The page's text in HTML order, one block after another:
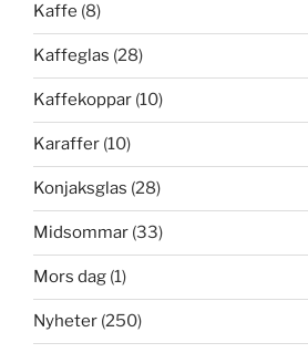
Kaffe (8)
Kaffeglas (28)
Kaffekoppar (10)
Karaffer (10)
Konjaksglas (28)
Midsommar (33)
Mors dag (1)
Nyheter (250)